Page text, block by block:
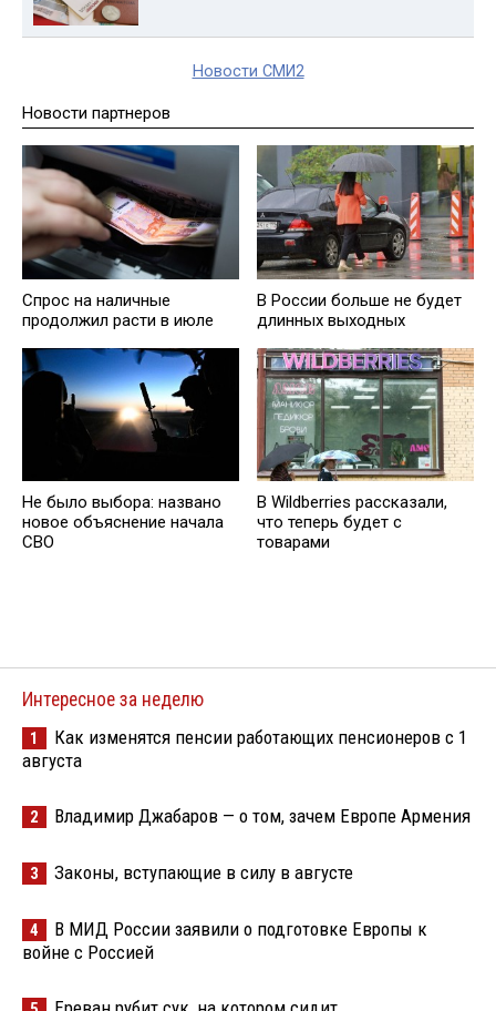
Новости СМИ2
Новости партнеров
Спрос на наличные
продолжил расти в июле
В России больше не будет
длинных выходных
Не было выбора: названо
новое объяснение начала
СВО
В Wildberries рассказали,
что теперь будет с
товарами
Интересное за неделю
1
Как изменятся пенсии работающих пенсионеров с 1
августа
2 Владимир Джабаров — о том, зачем Европе Армения
3 Законы, вступающие в силу в августе
4
В МИД России заявили о подготовке Европы к
войне с Россией